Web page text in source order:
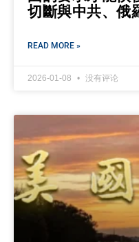
切斷與中共、俄
READ MORE »
2026-01-08 没有评论